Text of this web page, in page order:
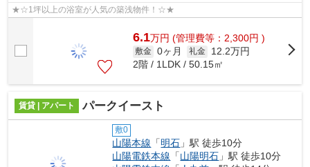
★☆1坪以上の浴室が人気の築浅物件！☆★
6.1万円 (管理費等：2,300円 )
敷金 0ヶ月 礼金
12.2万円
2階 / 1LDK / 50.15㎡
賃貸 | アパート パークイースト
敷0
山陽本線 「明石 」駅 徒歩10分
山陽電鉄本線 「山陽明石 」駅 徒歩10分